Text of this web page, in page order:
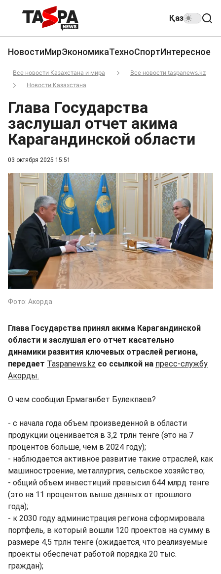
Қаз
НовостиМирЭкономикаТехноСпортИнтересное
Все новости Казахстана и мира
Все новости taspanews.kz
Новости Казахстана
03 октября 2025 15:51
Глава Государства
заслушал отчет акима
Карагандинской области
Фото: Акорда
Глава Государства принял акима Карагандинской
области и заслушал его отчет касательно
динамики развития ключевых отраслей региона,
передает Taspanews.kz со ссылкой на пресс-службу
Акорды.
О чем сообщил Ермаганбет Булекпаев?
- с начала года объем произведенной в области
продукции оценивается в 3,2 трлн тенге (это на 7
процентов больше, чем в 2024 году);
- наблюдается активное развитие такие отраслей, как
машиностроение, металлургия, сельское хозяйство;
- общий объем инвестиций превысил 644 млрд тенге
(это на 11 процентов выше данных от прошлого
года);
- к 2030 году администрация региона сформировала
портфель, в который вошли 120 проектов на сумму в
размере 4,5 трлн тенге (ожидается, что реализуемые
проекты обеспечат работой порядка 20 тыс.
граждан);